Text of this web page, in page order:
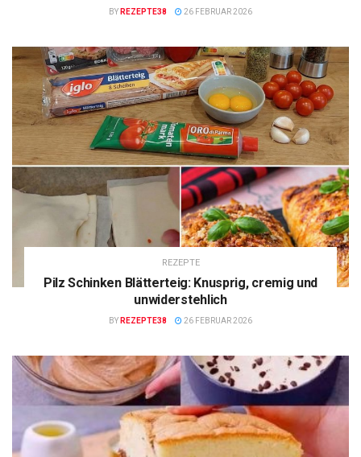
BY REZEPTE38 26 FEBRUAR 2026
REZEPTE
Pilz Schinken Blätterteig: Knusprig, cremig und
unwiderstehlich
BY REZEPTE38 26 FEBRUAR 2026